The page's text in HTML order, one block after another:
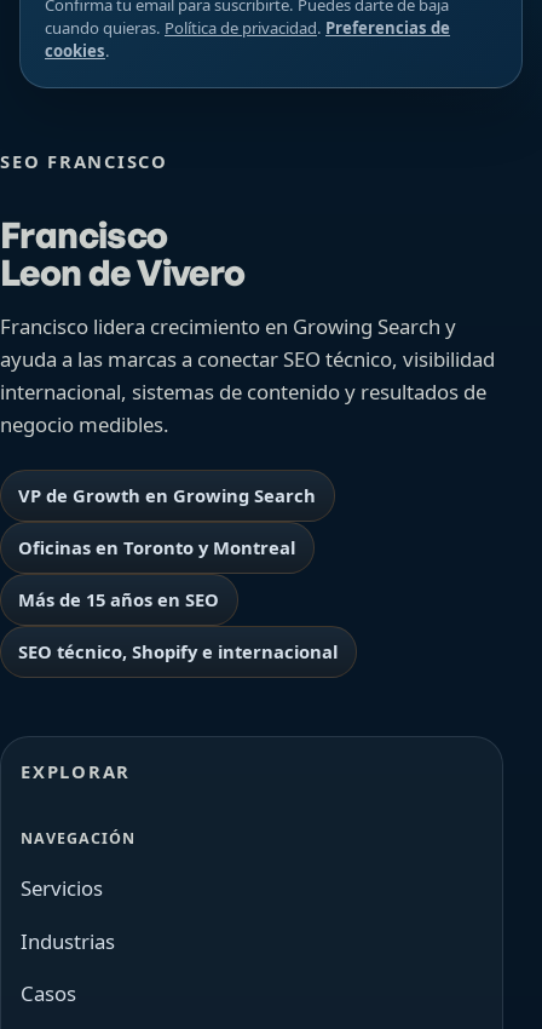
Confirma tu email para suscribirte. Puedes darte de baja
cuando quieras. Política de privacidad. Preferencias de
cookies.
SEO FRANCISCO
Francisco
Leon de Vivero
Francisco lidera crecimiento en Growing Search y
ayuda a las marcas a conectar SEO técnico, visibilidad
internacional, sistemas de contenido y resultados de
negocio medibles.
VP de Growth en Growing Search
Oficinas en Toronto y Montreal
Más de 15 años en SEO
SEO técnico, Shopify e internacional
EXPLORAR
NAVEGACIÓN
Servicios
Industrias
Casos